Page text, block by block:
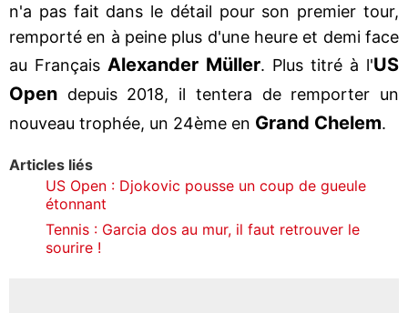
n'a pas fait dans le détail pour son premier tour,
remporté en à peine plus d'une heure et demi face
au Français Alexander Müller. Plus titré à l'US
Open depuis 2018, il tentera de remporter un
nouveau trophée, un 24ème en Grand Chelem.
Articles liés
US Open : Djokovic pousse un coup de gueule
étonnant
Tennis : Garcia dos au mur, il faut retrouver le
sourire !